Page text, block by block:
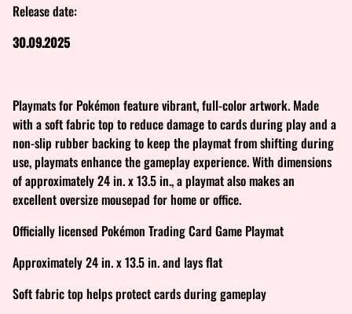
Release date:
30.09.2025
Playmats for Pokémon feature vibrant, full-color artwork. Made
with a soft fabric top to reduce damage to cards during play and a
non-slip rubber backing to keep the playmat from shifting during
use, playmats enhance the gameplay experience. With dimensions
of approximately 24 in. x 13.5 in., a playmat also makes an
excellent oversize mousepad for home or office.
Officially licensed Pokémon Trading Card Game Playmat
Approximately 24 in. x 13.5 in. and lays flat
Soft fabric top helps protect cards during gameplay